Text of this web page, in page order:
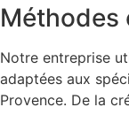
Méthodes
Notre entreprise
adaptées aux
Provence. De la